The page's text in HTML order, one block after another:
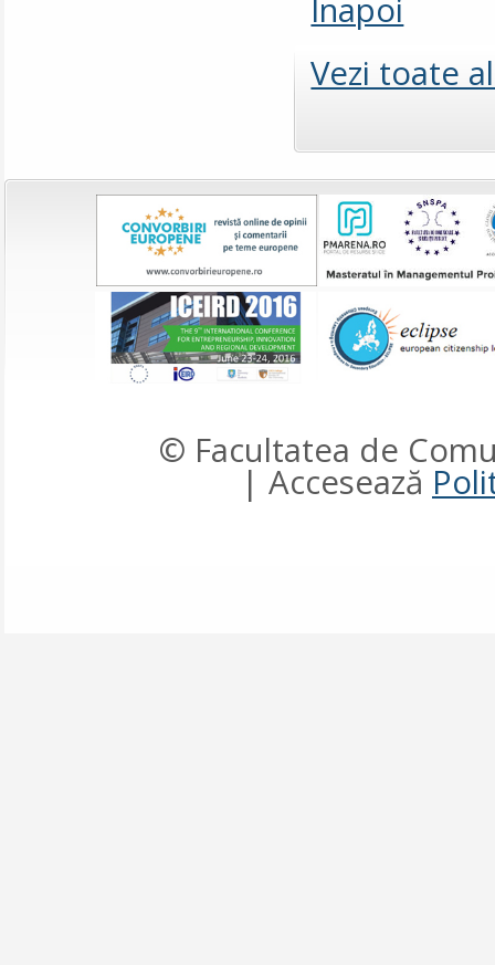
Înapoi
Vezi toate
© Facultatea de
| Accesează